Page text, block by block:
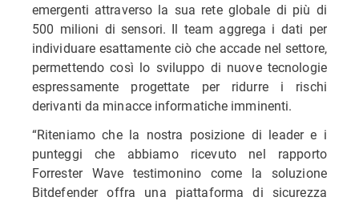
emergenti attraverso la sua rete globale di più di
500 milioni di sensori. Il team aggrega i dati per
individuare esattamente ciò che accade nel settore,
permettendo così lo sviluppo di nuove tecnologie
espressamente progettate per ridurre i rischi
derivanti da minacce informatiche imminenti.
“Riteniamo che la nostra posizione di leader e i
punteggi che abbiamo ricevuto nel rapporto
Forrester Wave testimonino come la soluzione
Bitdefender offra una piattaforma di sicurezza